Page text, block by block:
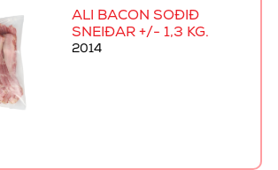
ALI BACON SOÐIÐ
SNEIÐAR +/- 1,3 KG.
2014